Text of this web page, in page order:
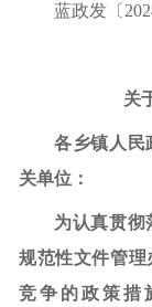
蓝政发〔 202
关
各乡镇人民
关单位：
为认真贯彻
规范性文件管
竞争的政策措